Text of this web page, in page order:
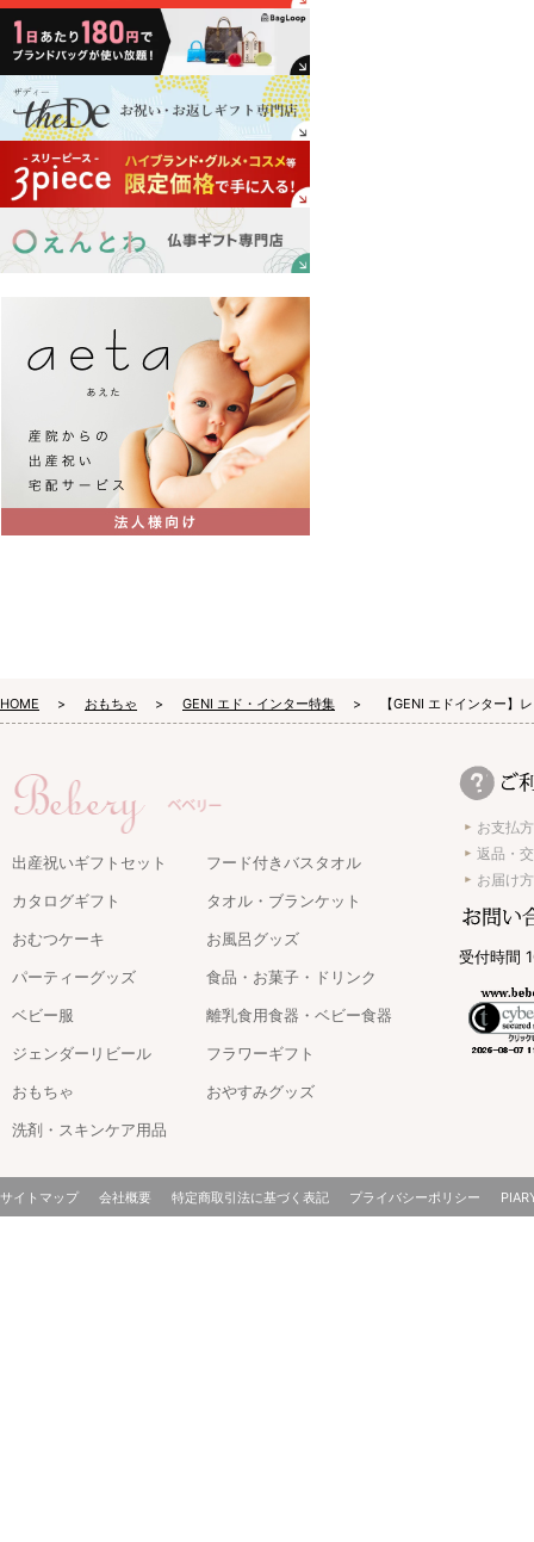
HOME おもちゃ GENI エド・インター特集 【GENI エドインター】
出産祝いギフトセット
フード付きバスタオル
カタログギフト
タオル・ブランケット
おむつケーキ
お風呂グッズ
パーティーグッズ
食品・お菓子・ドリンク
ベビー服
離乳食用食器・ベビー食器
ジェンダーリビール
フラワーギフト
おもちゃ
おやすみグッズ
洗剤・スキンケア用品
お支払
返品・
お届け
受付時間
サイトマップ 会社概要 特定商取引法に基づく表記 プライバシーポリシー